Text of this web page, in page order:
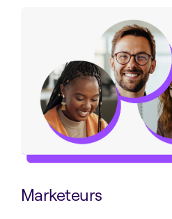
Marketeurs